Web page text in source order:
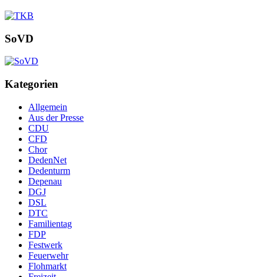
SoVD
Kategorien
Allgemein
Aus der Presse
CDU
CFD
Chor
DedenNet
Dedenturm
Depenau
DGJ
DSL
DTC
Familientag
FDP
Festwerk
Feuerwehr
Flohmarkt